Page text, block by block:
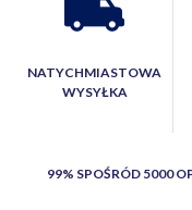
NATYCHMIASTOWA
WYSYŁKA
99% SPOŚRÓD 5000